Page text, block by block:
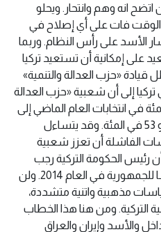
انه وهم وانتحار. ويحلو
الوقت فات على أي إصلاح في
الأسد على رأس النظام. وربما
على إمكانية أن تستعيد تركيا
«حزب العدالة والتنمية»
إلى أن شعبية «حزب العدالة
في ازدياد، من 50 في المئة في انتخابات العام الماضي إلى
أكثر من ذلك، وقد تصل إلى 52 أو 53 في المئة. وقد يتساءل
الفاشلة أن تعزز شعبية
رئيس الحكومة التركية رجب
طيب اردوغان يريد أن يكون رئيسا للجمهورية في العام 2014. ولن
مذهبية واتنية متشددة،
التركية. ومن هنا هذا الخطاب
والأسد وإيران والعراق